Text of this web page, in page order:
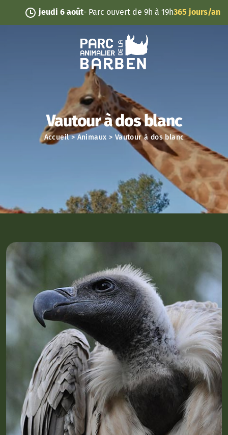
Panneau de gestion des cookies
jeudi 6 août- Parc ouvert de 9h à 19h365 jours/an
Vautour à dos blanc
Accueil>Animaux > Vautour à dos blanc